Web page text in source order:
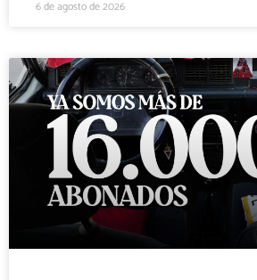
6 de agosto de 2026